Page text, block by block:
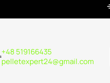
+48 519166435
pelletexpert24@gmail.com